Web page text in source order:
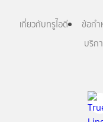
เกี่ยวกับทรูไอดี ข้อกำ
บริก